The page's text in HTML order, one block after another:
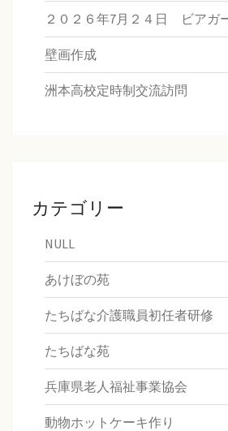
２０２６年7月２４日 ビアガ
壁画作成
洲本高校定時制交流訪問
カテゴリー
NULL
あけぼの苑
たちばな介護職員初任者研修
たちばな苑
兵庫県老人福祉事業協会
動物ホットケーキ作り